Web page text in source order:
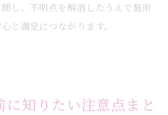
し、不明点を解消したうえで施術
と満足につながります。
に知りたい注意点まと